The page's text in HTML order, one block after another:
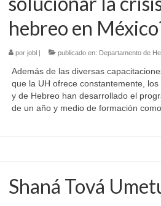
hebreo en
por jobl| publicado en: Departamento de
Además de las diversas
que la UH ofrece constantemente,
y de Hebreo han desarrollado el
de un año y medio de formación
Shaná Tová